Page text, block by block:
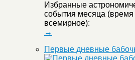
Избранные
события месяца (время
→
Первые дневные